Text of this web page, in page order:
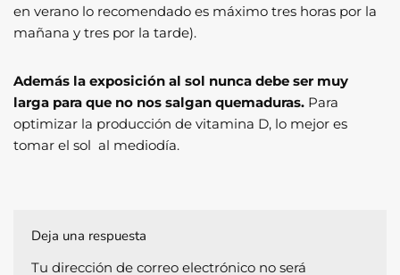
en verano lo recomendado es máximo tres horas por la
mañana y tres por la tarde).
Además la exposición al sol nunca debe ser muy
larga para que no nos salgan quemaduras. Para
optimizar la producción de vitamina D, lo mejor es
tomar el sol al mediodía.
Deja una respuesta
Tu dirección de correo electrónico no será